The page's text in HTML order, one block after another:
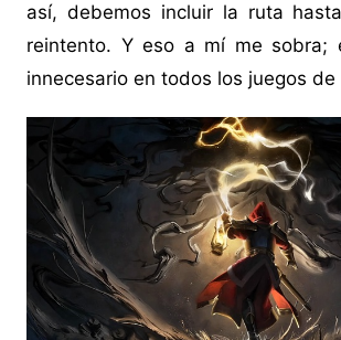
así, debemos incluir la ruta
reintento. Y eso a mí me sobra;
innecesario en todos los juegos